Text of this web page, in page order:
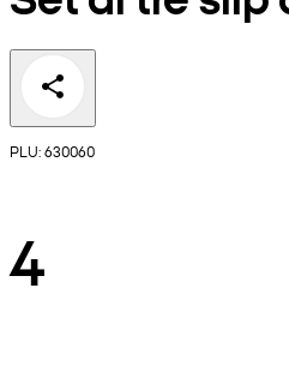
PLU: 630060
4